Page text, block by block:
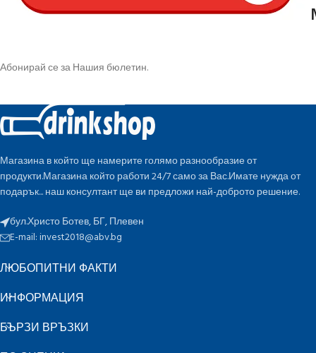
Абонирай се за Нашия бюлетин.
Магазина в който ще намерите голямо разнообразие от
продукти.Магазина който работи 24/7 само за Вас.Имате нужда от
подарък... наш консултант ще ви предложи най-доброто решение.
бул.Христо Ботев, БГ, Плевен
E-mail:invest2018@abv.bg
ЛЮБОПИТНИ ФАКТИ
ИНФОРМАЦИЯ
БЪРЗИ ВРЪЗКИ